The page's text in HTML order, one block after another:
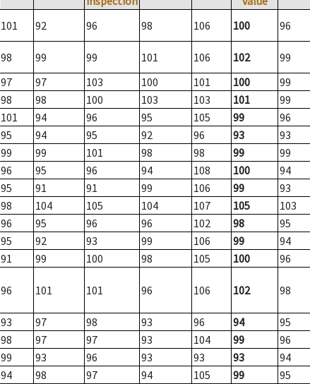
101 92 96 98 106 100 96
98 99 99 101 106 102
99
97 97 103 100 101 100
99
98 98 100 103 103 101
99
101 94 96 95 105 99
96
95 94 95 92 96 93
93
99 99 101 98 98 99
99
96 95 96 94 108 100
94
95 91 91 99 106 99
93
98 104 105 104 107 105
103
96 95 96 96 102 98
95
95 92 93 99 106 99
94
91 99 100 98 105 100 96
96 101 101 96 106 102 98
93 97 98 93 96 94
95
98 97 97 93 104 99
96
99 93 96 93 93 93
94
94 98 97 94 105 99
95